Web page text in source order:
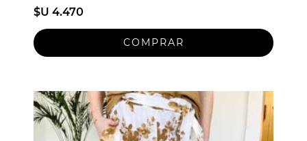
$U 4.470